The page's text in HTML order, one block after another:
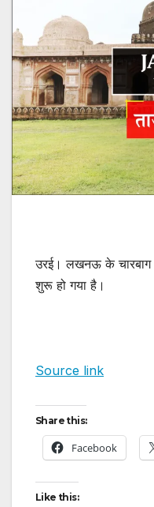
उरई। लखनऊ के चारबाग
शुरू हो गया है।
Source link
Share this:
Facebook
Like this: